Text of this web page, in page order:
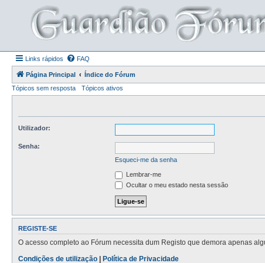
Links rápidos FAQ
Página Principal
Índice do Fórum
Tópicos sem resposta
Tópicos ativos
Utilizador:
Senha:
Esqueci-me da senha
Lembrar-me
Ocultar o meu estado nesta sessão
REGISTE-SE
O acesso completo ao Fórum necessita dum Registo que demora apenas
Condições de utilização | Política de Privacidade